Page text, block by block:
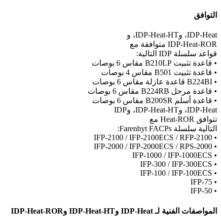
التوافق
IDP-Heat، وIDP-Heat-HT، و
IDP-Heat-ROR متوافقة مع
قواعد سلسلة IDP التالية:
• قاعدة تثبيت B210LP مقاس 6 بوصات
• قاعدة تثبيت B501 مقاس 4 بوصات
• B224BI قاعدة عازلة مقاس 6 بوصات
• قاعدة مرحل B224RB مقاس 6 بوصات
• قاعدة أسلم B200SR مقاس 6 بوصات
IDP-Heat، وIDP-Heat-HT، وIDP
تتوافق Heat-ROR مع
التالية سلسلة Farenhyt FACPs:
• IFP-2100 / IFP-2100ECS / RFP-2100
• IFP-2000 / IFP-2000ECS / RPS-2000
• IFP-1000 / IFP-1000ECS
• IFP-300 / IFP-300ECS
• IFP-100 / IFP-100ECS
• IFP-75
• IFP-50
المواصفات الفنية لـ IDP-Heat وIDP-Heat-HT وIDP-Heat-ROR